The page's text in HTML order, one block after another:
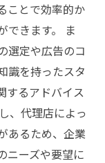
ことで効率的か
できます。 ま
選定や広告のコ
識を持ったスタ
するアドバイス
、代理店によっ
あるため、企業
ニーズや要望に